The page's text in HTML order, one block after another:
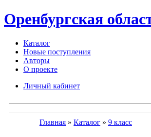
Оренбургская
Каталог
Новые поступления
Авторы
О проекте
Личный кабинет
Главная » Каталог » 9 класс